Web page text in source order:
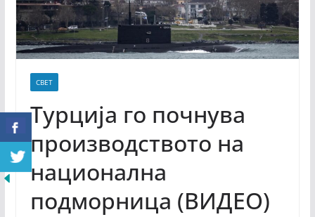
СВЕТ
Турција го почнува
производството на
национална
подморница (ВИДЕО)